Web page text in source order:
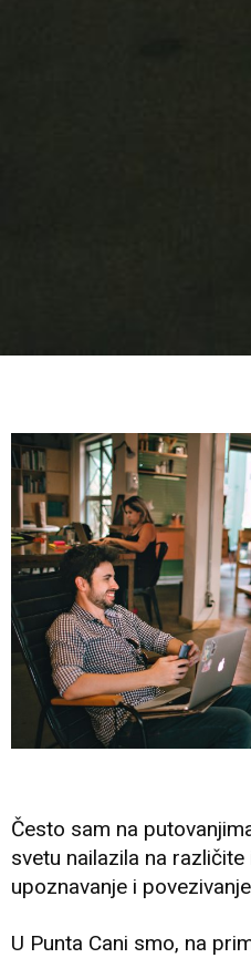
Često sam na
svetu nailazila na
upoznavanje i
U Punta Cani smo, na